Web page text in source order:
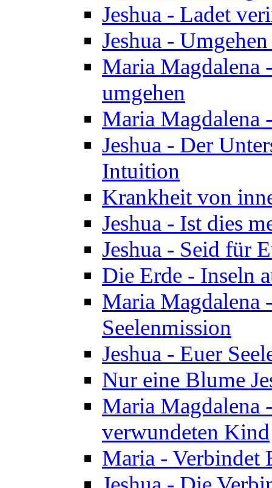
Jeshua - Ladet
Jeshua -
Maria Magdalena
umgehen
Maria Magdalena
Jeshua - Der
Intuition
Krankheit von
Jeshua - Ist dies
Jeshua - Seid für
Die Erde - Inseln
Maria Magdalena
Seelenmission
Jeshua - Euer
Nur eine Blume
Maria Magdalena
verwundeten Kind
Maria - Verbindet